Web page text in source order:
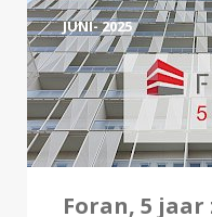
JUNI- 2025
Foran, 5